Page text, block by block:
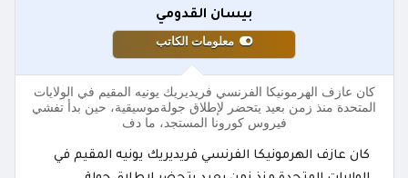
بيسان القدومي
معلومات الكاتب
كان عازف الهرمونيكا الفرنسي فريديريك يونيه المقيم في الولايات
المتحدة منذ زمن بعيد يتحضر لإطلاق جولةموسيقية، حين بدأ تفشي
فيروس كورونا المستجد، ما دف
كان عازف الهرمونيكا الفرنسي فريديريك يونيه المقيم في